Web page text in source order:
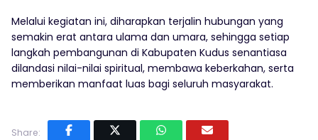
Melalui kegiatan ini, diharapkan terjalin hubungan yang
semakin erat antara ulama dan umara, sehingga setiap
langkah pembangunan di Kabupaten Kudus senantiasa
dilandasi nilai-nilai spiritual, membawa keberkahan, serta
memberikan manfaat luas bagi seluruh masyarakat.
Share: